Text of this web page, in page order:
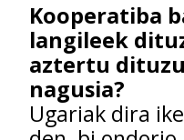
Kooperatiba
langileek
aztertu
nagusia?
Ugariak dira